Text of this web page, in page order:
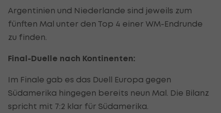
Argentinien und Niederlande sind jeweils zum
fünften Mal unter den Top 4 einer WM-Endrunde
zu finden.
Final-Duelle nach Kontinenten:
Im Finale gab es das Duell Europa gegen
Südamerika hingegen bereits neun Mal. Die Bilanz
spricht mit 7:2 klar für Südamerika.